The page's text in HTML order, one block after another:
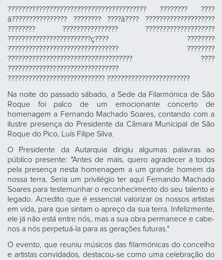
???????????????????????????????????????? ???????? ????
â???????????????? ???????? ????ã???? ????????????????????
???????? ???????????????? ????????????????????
????????????????????????ç???? ????????
???????????????????????????????? ????????
???????????????????????????????????? ????
????????????????????????????????
???????????????????????????? ????????????????????????
Na noite do passado sábado, a Sede da Filarmónica de São
Roque foi palco de um emocionante concerto de
homenagem a Fernando Machado Soares, contando com a
ilustre presença do Presidente da Câmara Municipal de São
Roque do Pico, Luís Filipe Silva.
O Presidente da Autarquia dirigiu algumas palavras ao
público presente: "Antes de mais, quero agradecer a todos
pela presença nesta homenagem a um grande homem da
nossa terra. Seria um privilégio ter aqui Fernando Machado
Soares para testemunhar o reconhecimento do seu talento e
legado. Acredito que é essencial valorizar os nossos artistas
em vida, para que sintam o apreço da sua terra. Infelizmente,
ele já não está entre nós, mas a sua obra permanece e cabe-
nos a nós perpetuá-la para as gerações futuras."
O evento, que reuniu músicos das filarmónicas do concelho
e artistas convidados, destacou-se como uma celebração do